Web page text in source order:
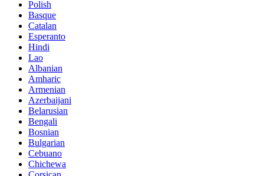
Polish
Basque
Catalan
Esperanto
Hindi
Lao
Albanian
Amharic
Armenian
Azerbaijani
Belarusian
Bengali
Bosnian
Bulgarian
Cebuano
Chichewa